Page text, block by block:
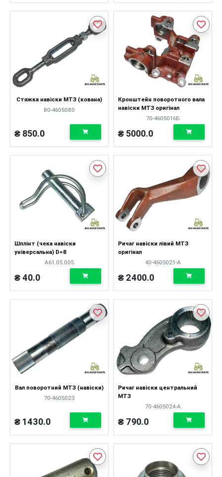
Стяжка навіски МТЗ (кована)
80-4605080
₴ 850.0
Кронштейн поворотного вала
навіски МТЗ оригінал
70-4605016Б
₴ 5000.0
Шплінт (чека навіски
універсальна) D=8
А61.05.005
₴ 40.0
Ричаг навіски лівий МТЗ
оригінал
40-4605021-А
₴ 2400.0
Вал поворотний МТЗ (навіски)
70-4605023
₴ 1430.0
Ричаг навіски центральний
МТЗ
70-4605024-А
₴ 790.0